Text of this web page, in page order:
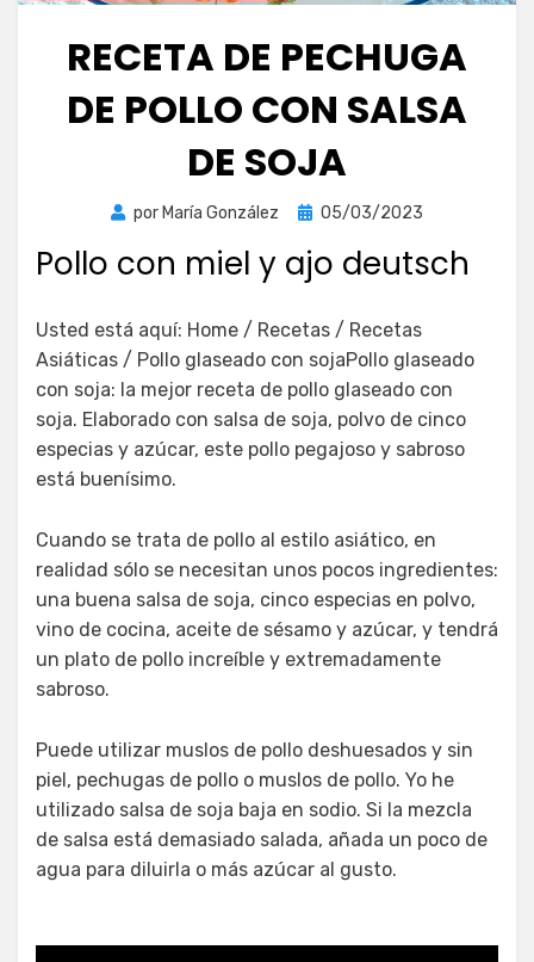
RECETA DE PECHUGA
DE POLLO CON SALSA
DE SOJA
por María González
Publicada
05/03/2023
Pollo con miel y ajo deutsch
Usted está aquí: Home / Recetas / Recetas
Asiáticas / Pollo glaseado con sojaPollo glaseado
con soja: la mejor receta de pollo glaseado con
soja. Elaborado con salsa de soja, polvo de cinco
especias y azúcar, este pollo pegajoso y sabroso
está buenísimo.
Cuando se trata de pollo al estilo asiático, en
realidad sólo se necesitan unos pocos ingredientes:
una buena salsa de soja, cinco especias en polvo,
vino de cocina, aceite de sésamo y azúcar, y tendrá
un plato de pollo increíble y extremadamente
sabroso.
Puede utilizar muslos de pollo deshuesados y sin
piel, pechugas de pollo o muslos de pollo. Yo he
utilizado salsa de soja baja en sodio. Si la mezcla
de salsa está demasiado salada, añada un poco de
agua para diluirla o más azúcar al gusto.